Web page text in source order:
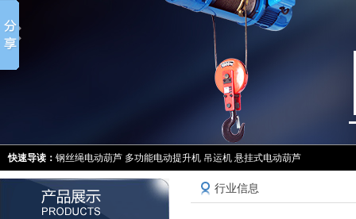
快速导读： 钢丝绳电动葫芦 多功能电动提升机 吊运机 悬挂式电动葫芦
行业信息